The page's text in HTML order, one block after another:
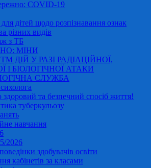
COVID-19
дітей щодо розпізнавання ознак
різних видів
з ТБ
МІНИ
ДІЙ У РАЗІ РАДІАЦІЙНОЇ,
І БІОЛОГІЧНОЇ АТАКИ
СЛУЖБА
та безпечний спосіб життя!
туберкульозу
навчання
2026
здобувачів освіти
кабінетів за класами